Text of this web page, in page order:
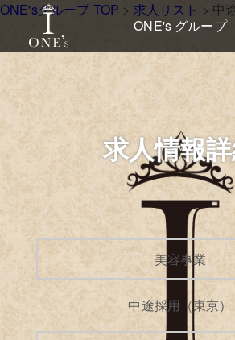
ONE's グループ
ONE'sグループ TOP > 求人リスト > 中
求人情報
美容事業
中途採用（東京）